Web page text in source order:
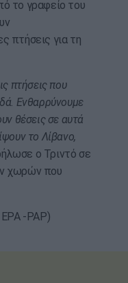
το γραφείο του
πτήσεις για τη
πτήσεις που
Ενθαρρύνουμε
θέσεις σε αυτά
το Λίβανο,
ο Τριντό σε
χωρών που
-PAP)